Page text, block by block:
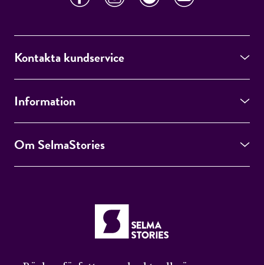
Kontakta kundservice
Information
Om SelmaStories